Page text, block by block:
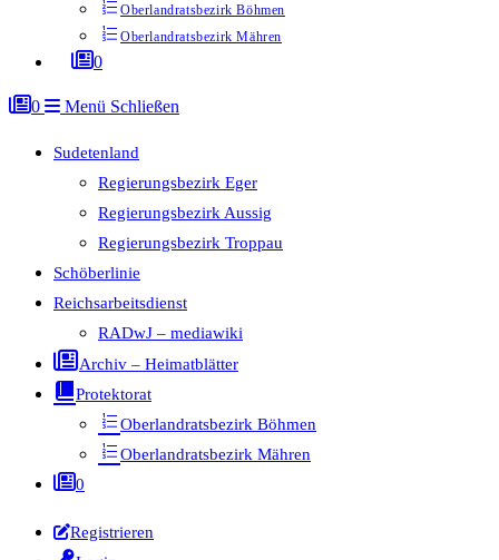
Oberlandratsbezirk Böhmen
Oberlandratsbezirk Mähren
0
0 Menü Schließen
Sudetenland
Regierungsbezirk Eger
Regierungsbezirk Aussig
Regierungsbezirk Troppau
Schöberlinie
Reichsarbeitsdienst
RADwJ – mediawiki
Archiv – Heimatblätter
Protektorat
Oberlandratsbezirk Böhmen
Oberlandratsbezirk Mähren
0
Registrieren